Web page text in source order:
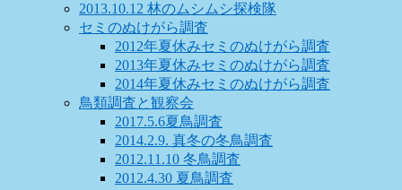
2013.10.12 林のムシムシ探検隊
セミのぬけがら調査
2012年夏休みセミのぬけがら調査
2013年夏休みセミのぬけがら調査
2014年夏休みセミのぬけがら調査
鳥類調査と観察会
2017.5.6夏鳥調査
2014.2.9. 真冬の冬鳥調査
2012.11.10 冬鳥調査
2012.4.30 夏鳥調査